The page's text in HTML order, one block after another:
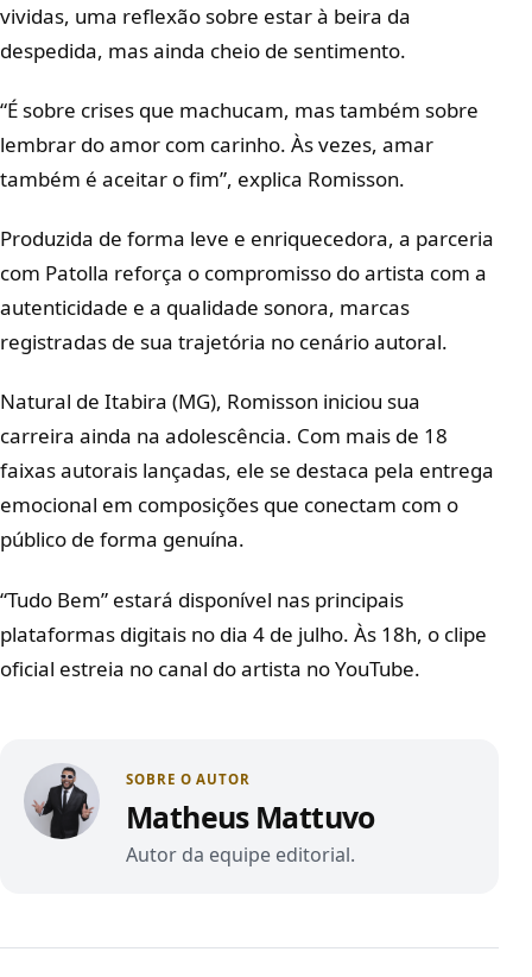
vividas, uma reflexão sobre estar à beira da
despedida, mas ainda cheio de sentimento.
“É sobre crises que machucam, mas também sobre
lembrar do amor com carinho. Às vezes, amar
também é aceitar o fim”, explica Romisson.
Produzida de forma leve e enriquecedora, a parceria
com Patolla reforça o compromisso do artista com a
autenticidade e a qualidade sonora, marcas
registradas de sua trajetória no cenário autoral.
Natural de Itabira (MG), Romisson iniciou sua
carreira ainda na adolescência. Com mais de 18
faixas autorais lançadas, ele se destaca pela entrega
emocional em composições que conectam com o
público de forma genuína.
“Tudo Bem” estará disponível nas principais
plataformas digitais no dia 4 de julho. Às 18h, o clipe
oficial estreia no canal do artista no YouTube.
SOBRE O AUTOR
Matheus Mattuvo
Autor da equipe editorial.